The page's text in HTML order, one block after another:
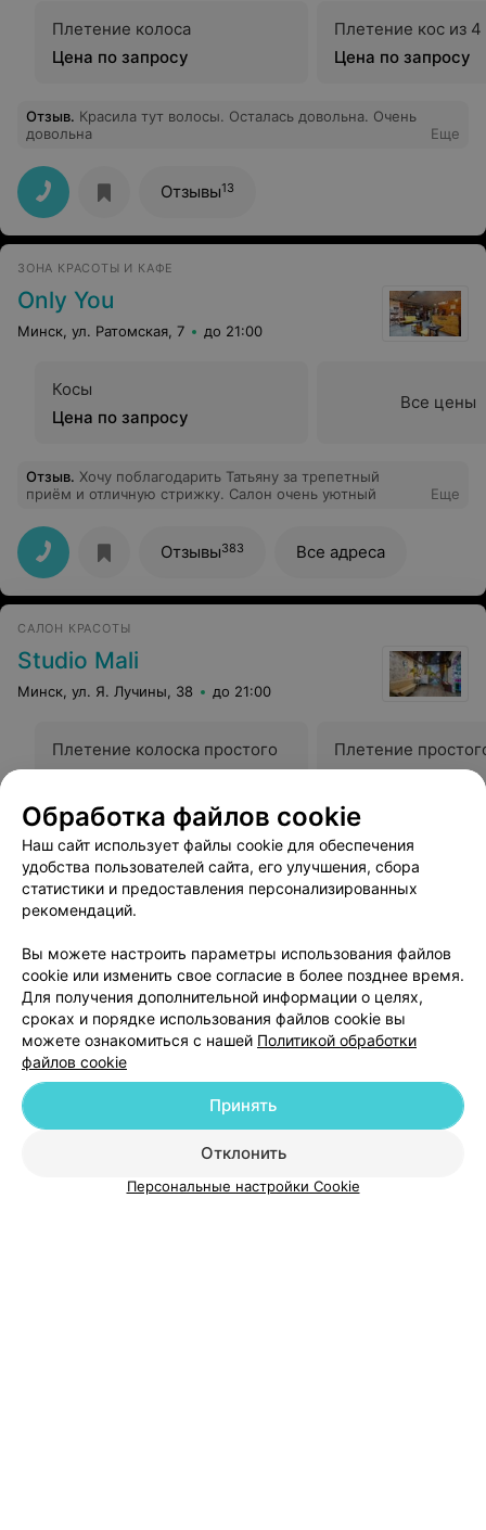
Плетение колоса
Цена по запросу
Плетение кос из
Цена по запросу
Отзыв. Красила тут волосы. Осталась довольна. Очень
довольна
Еще
Отзывы13
ЗОНА КРАСОТЫ И КАФЕ
Only You
Минск, ул. Ратомская, 7 до 21:00
Косы
Цена по запросу
Все цены
Отзыв. Хочу поблагодарить Татьяну за трепетный
приём и отличную стрижку. Салон очень уютный
Еще
Отзывы383 Все адреса
САЛОН КРАСОТЫ
Studio Mali
Минск, ул. Я. Лучины, 38 до 21:00
Плетение колоска простого
Плетение
Цена по запросу
Все адреса
Добавить специалиста
Обработка файлов cookie
Наш сайт использует файлы cookie для обеспечения
удобства пользователей сайта, его улучшения, сбора
статистики и предоставления персонализированных
рекомендаций.
Вы можете настроить параметры использования файлов
cookie или изменить свое согласие в более позднее время.
Для получения дополнительной информации о целях,
сроках и порядке использования файлов cookie вы
можете ознакомиться с нашей Политикой обработки
файлов cookie
Отклонить
Принять
Персональные настройки Cookie